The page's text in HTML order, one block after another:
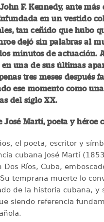
F. Kennedy, ante
en un vestido
tan ceñido que hubo
dejó sin palabras al
minutos de actuación.
una de sus últimas
tres meses después
ese momento como
del siglo XX.
José Martí, poeta y héroe
el poeta, escritor y
cubana José Martí
Dos Ríos, Cuba,
temprana muerte lo
de la historia cubana, y
siendo referencia